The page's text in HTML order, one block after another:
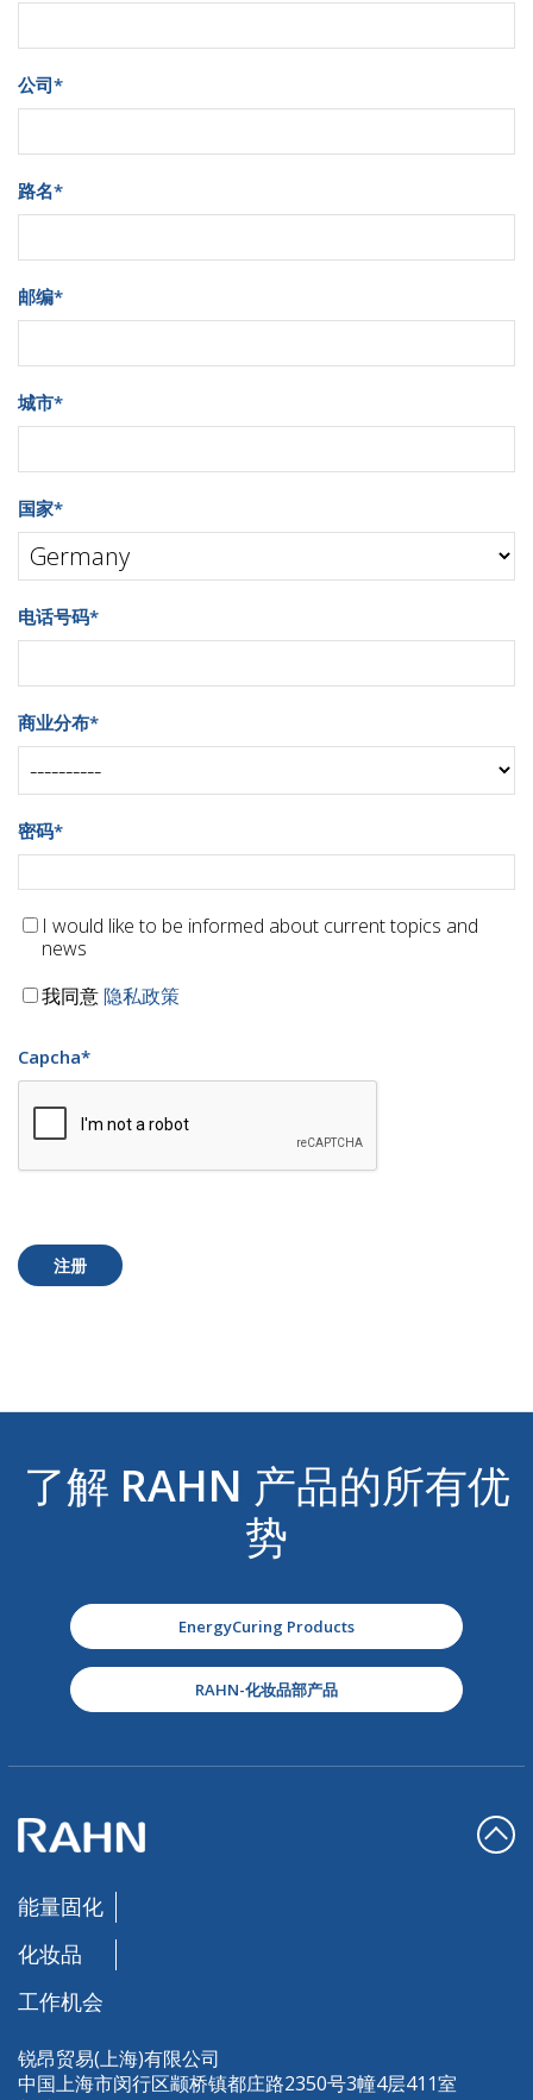
公司*
路名*
邮编*
城市*
国家*
电话号码*
商业分布*
密码*
I would like to be informed about current topics and
news
我同意隐私政策
Capcha*
注册
了解 RAHN 产品的所有优
势
EnergyCuring Products
RAHN-化妆品部产品
锐昂贸易(上海)有限公司
中国上海市闵行区颛桥镇都庄路2350号3幢4层411室
能量固化
化妆品
工作机会